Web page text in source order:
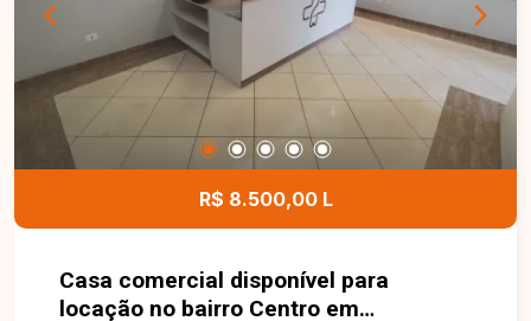
dos moradores. Esta é uma excelente
oportunidade para quem deseja morar em um
condomínio com poucas unidades, em uma
localização privilegiada no bairro Alto Umuarama.
Agende uma visita e venha conhecer todos os
detalhes deste imóvel.
R$ 8.500,00 L
Casa comercial disponível para
locação no bairro Centro em